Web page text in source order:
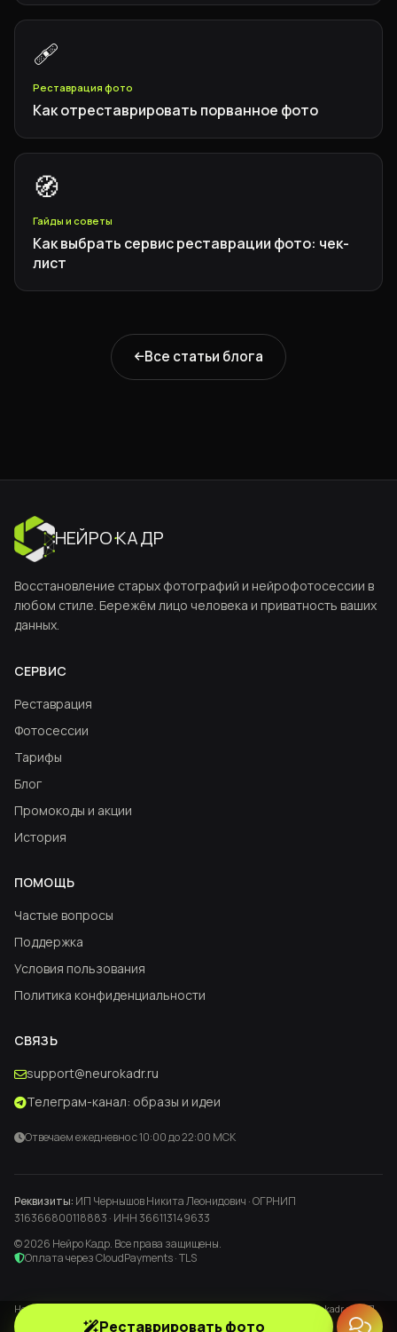
🩹
Реставрация фото
Как отреставрировать порванное фото
🧭
Гайды и советы
Как выбрать сервис реставрации фото: чек-
лист
Все статьи блога
Реставрировать фото
НЕЙРО·КАДР
Восстановление старых фотографий и нейрофотосессии в
любом стиле. Бережём лицо человека и приватность ваших
данных.
СЕРВИС
Реставрация
Фотосессии
Тарифы
Блог
Промокоды и акции
История
ПОМОЩЬ
Частые вопросы
Поддержка
Условия пользования
Политика конфиденциальности
СВЯЗЬ
support@neurokadr.ru
Телеграм-канал: образы и идеи
Отвечаем ежедневно с 10:00 до 22:00 МСК
Реквизиты: ИП Чернышов Никита Леонидович · ОГРНИП
316366800118883 · ИНН 366113149633
© 2026 Нейро Кадр. Все права защищены.
Оплата через CloudPayments · TLS
Нейро Кадр· нейрофотосессии и реставрация фото ·support@neurokadr.ru· ИП
Чернышов Никита Леонидович · ИНН366113149633· ОГРНИП